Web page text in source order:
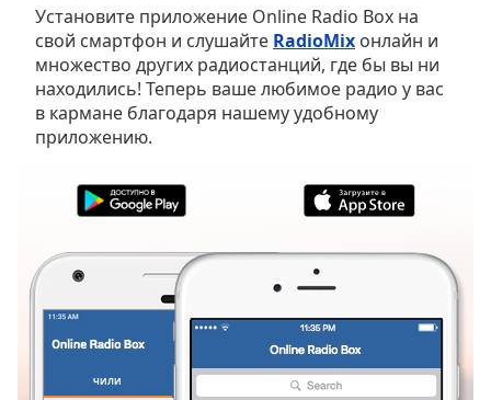
Skip
Backward
Skip
Forward
Mute
Current
Time0:00
Duration-:-
Stream
Type
LIVE
Seek to
currently
Установите приложение Online Radio Box на
свой смартфон и слушайте RadioMix онлайн и
множество других радиостанций, где бы вы ни
находились! Теперь ваше любимое радио у вас
в кармане благодаря нашему удобному
приложению.
ЧИЛИ